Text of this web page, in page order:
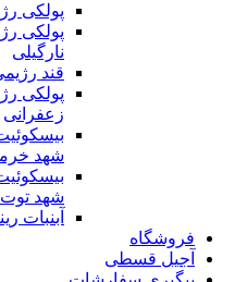
پولکی
پولکی
نارگیلی
قند
پولکی
زعفرانی
شهد
شهد توت
آبنبات
فروشگاه
آجیل قسطی